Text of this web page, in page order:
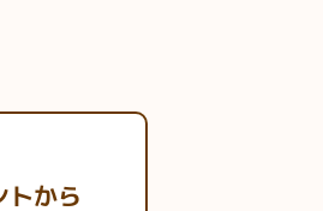
トから